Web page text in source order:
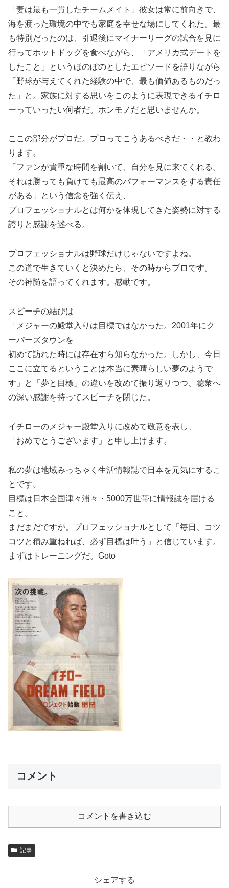
「妻は最も一貫したチームメイト」彼女は常に前向きで、
海を渡った環境の中でも家庭を幸せな場にしてくれた。最
も特別だったのは、引退後にマイナーリーグの試合を見に
行ってホットドッグを食べながら、「アメリカ式デートを
したこと」というほのぼのとしたエピソードを語りながら
「野球が与えてくれた経験の中で、最も価値あるものだっ
た」と。家族に対する思いをこのように表現できるイチロ
ーっていったい何者だ。ホンモノだと思いませんか。
ここの部分がプロだ。プロってこうあるべきだ・・と教わ
ります。
「ファンが貴重な時間を割いて、自分を見に来てくれる。
それは勝っても負けても最高のパフォーマンスをする責任
がある」という信念を強く伝え、
プロフェッショナルとは何かを体現してきた姿勢に対する
誇りと感謝を述べる。
プロフェッショナルは野球だけじゃないですよね。
この道で生きていくと決めたら、その時からプロです。
その神髄を語ってくれます。感動です。
スピーチの結びは
「メジャーの殿堂入りは目標ではなかった。2001年にク
ーパーズタウンを
初めて訪れた時には存在すら知らなかった。しかし、今日
ここに立てるということは本当に素晴らしい夢のようで
す」と「夢と目標」の違いを改めて振り返りつつ、聴衆へ
の深い感謝を持ってスピーチを閉じた。
イチローのメジャー殿堂入りに改めて敬意を表し、
「おめでとうございます」と申し上げます。
私の夢は地域みっちゃく生活情報誌で日本を元気にするこ
とです。
目標は日本全国津々浦々・5000万世帯に情報誌を届ける
こと。
まだまだですが。プロフェッショナルとして「毎日、コツ
コツと積み重ねれば、必ず目標は叶う」と信じています。
まずはトレーニングだ。Goto
コメント
コメントを書き込む
記事
シェアする